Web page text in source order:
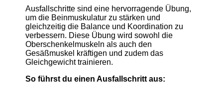
Ausfallschritte sind eine hervorragende Übung,
um die Beinmuskulatur zu stärken und
gleichzeitig die Balance und Koordination zu
verbessern. Diese Übung wird sowohl die
Oberschenkelmuskeln als auch den
Gesäßmuskel kräftigen und zudem das
Gleichgewicht trainieren.
So führst du einen Ausfallschritt aus: